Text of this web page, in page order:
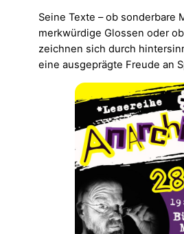
Seine Texte – ob sonderbare
merkwürdige Glossen oder
zeichnen sich durch
eine ausgeprägte Freude an